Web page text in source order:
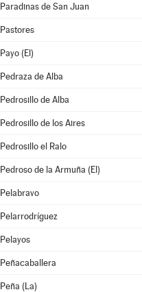
Paradinas de San Juan
Pastores
Payo (El)
Pedraza de Alba
Pedrosillo de Alba
Pedrosillo de los Aires
Pedrosillo el Ralo
Pedroso de la Armuña (El)
Pelabravo
Pelarrodríguez
Pelayos
Peñacaballera
Peña (La)